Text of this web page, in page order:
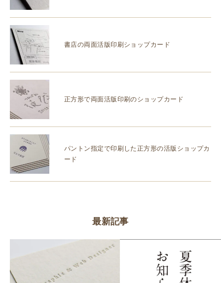
書店の両面活版印刷ショップカード
正方形で両面活版印刷のショップカード
パントン指定で印刷した正方形の活版ショップカ
ード
最新記事